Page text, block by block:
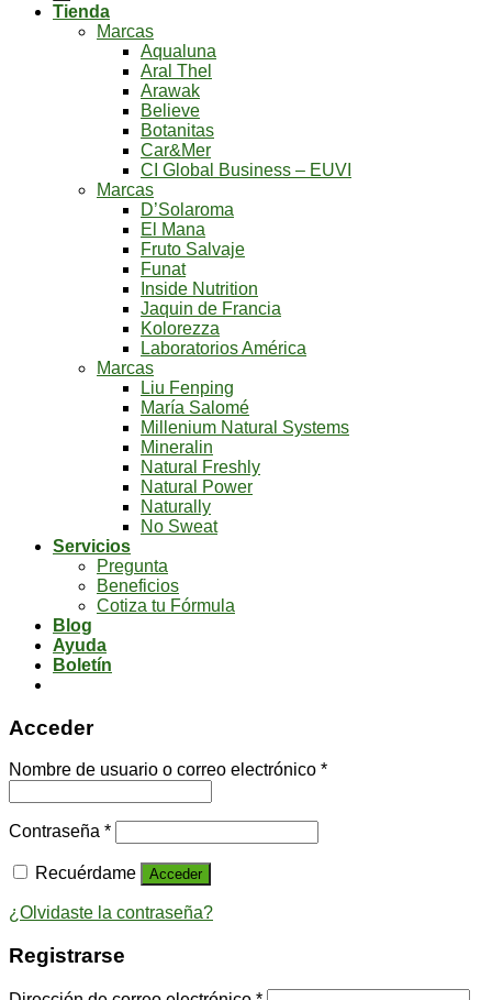
Tienda
Marcas
Aqualuna
Aral Thel
Arawak
Believe
Botanitas
Car&Mer
CI Global Business – EUVI
Marcas
D’Solaroma
El Mana
Fruto Salvaje
Funat
Inside Nutrition
Jaquin de Francia
Kolorezza
Laboratorios América
Marcas
Liu Fenping
María Salomé
Millenium Natural Systems
Mineralin
Natural Freshly
Natural Power
Naturally
No Sweat
Servicios
Pregunta
Beneficios
Cotiza tu Fórmula
Blog
Ayuda
Boletín
Acceder
Nombre de usuario o correo electrónico *
Contraseña *
Recuérdame Acceder
¿Olvidaste la contraseña?
Registrarse